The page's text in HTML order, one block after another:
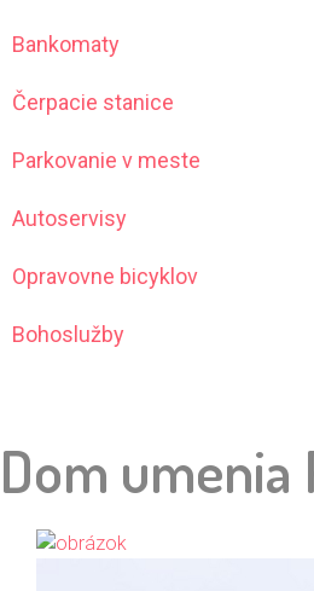
Bankomaty
Čerpacie stanice
Parkovanie v meste
Autoservisy
Opravovne bicyklov
Bohoslužby
Dom umenia